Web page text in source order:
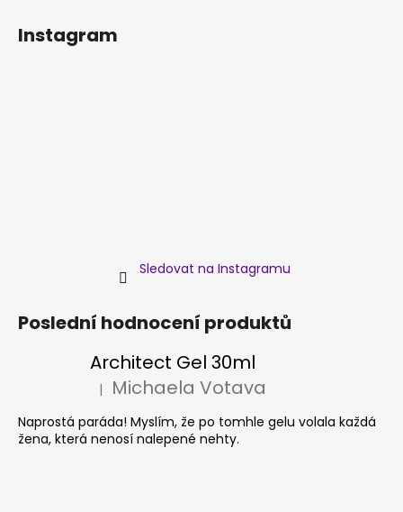
Instagram
Sledovat na Instagramu
Poslední hodnocení produktů
Architect Gel 30ml
Hodnocení produktu je 5 z 5 hvězdiček.
| Michaela Votava
Naprostá paráda! Myslím, že po tomhle gelu volala každá
žena, která nenosí nalepené nehty.